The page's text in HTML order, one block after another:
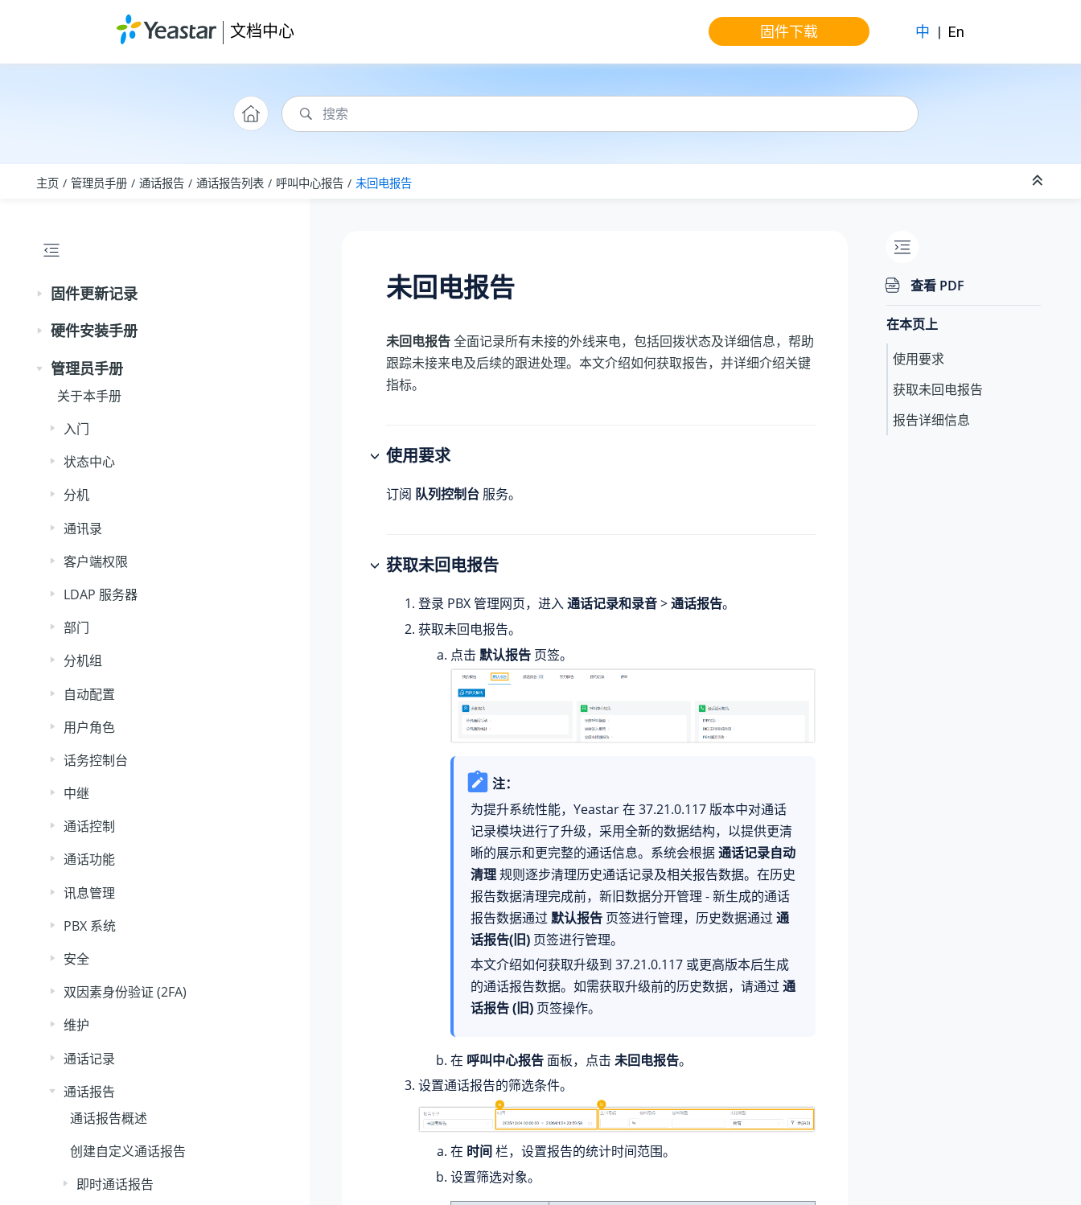
文档中心 固件下载 中 | En
主页 管理员手册 通话报告 通话报告列表 呼叫中心报告 未回电报告
固件更新记录
硬件安装手册
管理员手册
关于本手册
入门
状态中心
分机
通讯录
客户端权限
LDAP 服务器
部门
分机组
自动配置
用户角色
话务控制台
中继
通话控制
通话功能
讯息管理
PBX 系统
安全
双因素身份验证 (2FA)
维护
通话记录
通话报告
通话报告概述
创建自定义通话报告
即时通话报告
未回电报告
未回电报告全面记录所有未接的外线来电，包括回拨状态及详细信息，帮助
跟踪未接来电及后续的跟进处理。本文介绍如何获取报告，并详细介绍关键
指标。
使用要求
订阅 队列控制台 服务。
获取未回电报告
登录 PBX 管理网页，进入通话记录和录音>通话报告。
获取未回电报告。
点击 默认报告 页签。
注：
为提升系统性能，Yeastar 在 37.21.0.117版本中对通话
记录模块进行了升级，采用全新的数据结构，以提供更清
晰的展示和更完整的通话信息。系统会根据通话记录自动
清理规则逐步清理历史通话记录及相关报告数据。在历史
报告数据清理完成前，新旧数据分开管理 - 新生成的通话
报告数据通过 默认报告页签进行管理，历史数据通过通
话报告(旧)页签进行管理。
本文介绍如何获取升级到 37.21.0.117或更高版本后生成
的通话报告数据。如需获取升级前的历史数据，请通过通
话报告 (旧)页签操作。
在 呼叫中心报告 面板，点击 未回电报告。
设置通话报告的筛选条件。
在 时间 栏，设置报告的统计时间范围。
设置筛选对象。
查看 PDF
在本页上
使用要求
获取未回电报告
报告详细信息